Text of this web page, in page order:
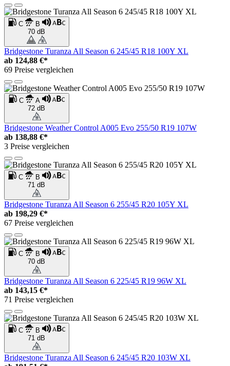
C
B
70 dB
Bridgestone Turanza All Season 6 245/45 R18 100Y XL
ab 124,88 €*
69 Preise vergleichen
C
A
72 dB
Bridgestone Weather Control A005 Evo 255/50 R19 107W
ab 138,88 €*
3 Preise vergleichen
C
B
71 dB
Bridgestone Turanza All Season 6 255/45 R20 105Y XL
ab 198,29 €*
67 Preise vergleichen
C
B
70 dB
Bridgestone Turanza All Season 6 225/45 R19 96W XL
ab 143,15 €*
71 Preise vergleichen
C
B
71 dB
Bridgestone Turanza All Season 6 245/45 R20 103W XL